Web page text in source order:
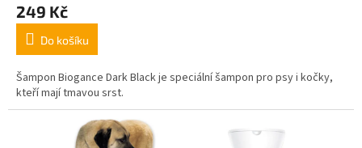
249 Kč
Do košíku
Šampon Biogance Dark Black je speciální šampon pro psy i kočky,
kteří mají tmavou srst.